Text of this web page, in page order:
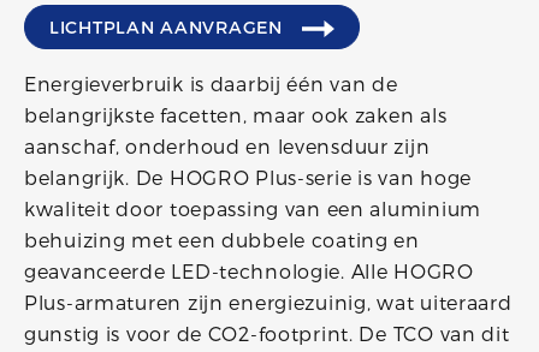
LICHTPLAN AANVRAGEN
Energieverbruik is daarbij één van de
belangrijkste facetten, maar ook zaken als
aanschaf, onderhoud en levensduur zijn
belangrijk. De HOGRO Plus-serie is van hoge
kwaliteit door toepassing van een aluminium
behuizing met een dubbele coating en
geavanceerde LED-technologie. Alle HOGRO
Plus-armaturen zijn energiezuinig, wat uiteraard
gunstig is voor de CO2-footprint. De TCO van dit